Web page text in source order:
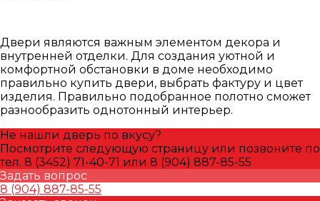
Двери являются важным элементом декора и
внутренней отделки. Для создания уютной и
комфортной обстановки в доме необходимо
правильно купить двери, выбрать фактуру и цвет
изделия. Правильно подобранное полотно сможет
разнообразить однотонный интерьер.
Не нашли дверь по вкусу?
Посмотрите следующую страницу или позвоните по
тел. 8 (3452) 71-40-71 или 8 (904) 887-85-55
Задать вопрос
8 (904) 887-85-55